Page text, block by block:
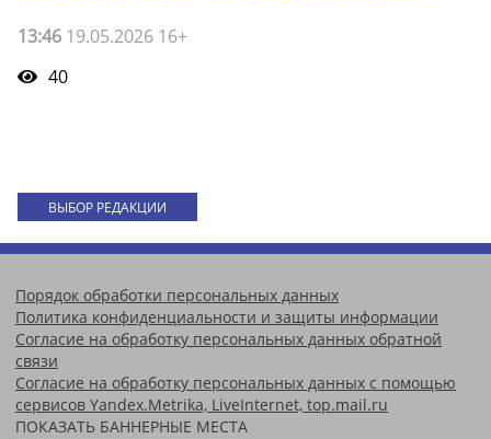
13:46 19.05.2026 16+
40
ВЫБОР РЕДАКЦИИ
Порядок обработки персональных данных
Политика конфиденциальности и защиты информации
Согласие на обработку персональных данных обратной
связи
Согласие на обработку персональных данных с помощью
сервисов Yandex.Metrika, LiveInternet, top.mail.ru
ПОКАЗАТЬ БАННЕРНЫЕ МЕСТА